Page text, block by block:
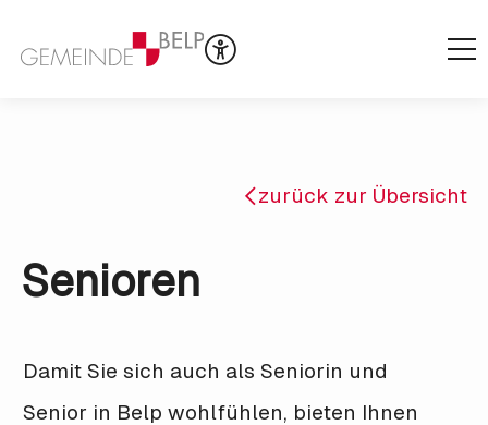
zurück zur Übersicht
Senioren
Damit Sie sich auch als Seniorin und
Senior in Belp wohlfühlen, bieten Ihnen